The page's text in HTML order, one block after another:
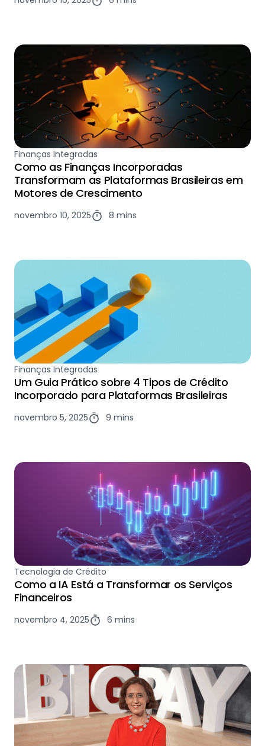
Finanças Integradas
Como as Finanças Incorporadas
Transformam as Plataformas Brasileiras em
Motores de Crescimento
novembro 10, 2025 8 mins
Finanças Integradas
Um Guia Prático sobre 4 Tipos de Crédito
Incorporado para Plataformas Brasileiras
novembro 5, 2025 9 mins
Tecnologia de Crédito
Como a IA Está a Transformar os Serviços
Financeiros
novembro 4, 2025 6 mins